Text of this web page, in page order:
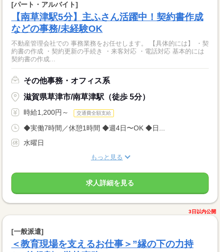
[パート・アルバイト]
【南草津駅5分】主ふさん活躍中！契約書作成
などの事務/未経験OK
不動産管理会社での 事務業務をお任せします。 【具体的には】 ・契
約書の作成 ・契約更新の手続き ・来客対応 ・電話対応 基本的には
契約書の作成...
その他事務・オフィス系
滋賀県草津市/南草津駅（徒歩 5分）
時給1,200円～ 交通費全額支給
◆実働7時間／休憩1時間 ◆週4日〜OK ◆日...
水曜日
もっと見る
求人詳細を見る
3日以内公開
[一般派遣]
＜教育現場を支えるお仕事＞”縁の下の力持